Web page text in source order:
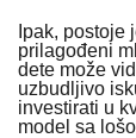
Ipak, postoje
prilagođeni
dete može
uzbudljivo
investirati u
model sa